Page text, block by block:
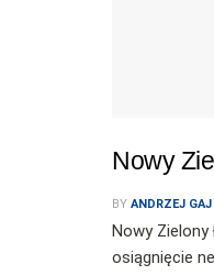
Nowy
BY ANDRZEJ GAJ
Nowy
osiągnięcie